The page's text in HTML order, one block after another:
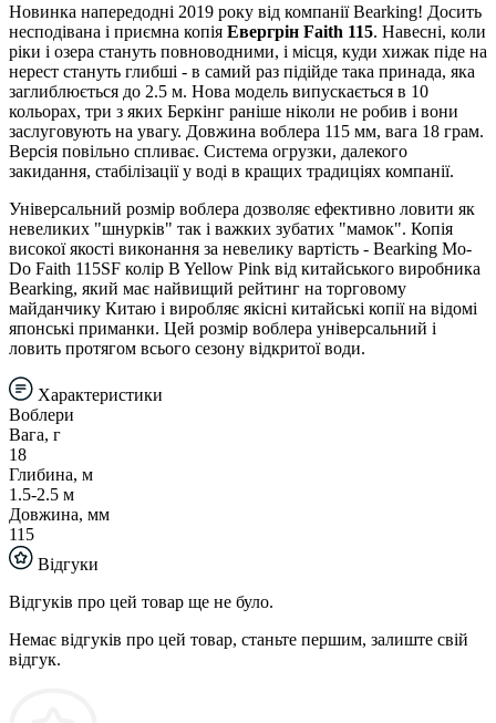
Новинка напередодні 2019 року від компанії Bearking! Досить
несподівана і приємна копія Евергрін Faith 115. Навесні, коли
ріки і озера стануть повноводними, і місця, куди хижак піде на
нерест стануть глибші - в самий раз підійде така принада, яка
заглиблюється до 2.5 м. Нова модель випускається в 10
кольорах, три з яких Беркінг раніше ніколи не робив і вони
заслуговують на увагу. Довжина воблера 115 мм, вага 18 грам.
Версія повільно спливає. Система огрузки, далекого
закидання, стабілізації у воді в кращих традиціях компанії.
Універсальний розмір воблера дозволяє ефективно ловити як
невеликих "шнурків" так і важких зубатих "мамок". Копія
високої якості виконання за невелику вартість - Bearking Mo-
Do Faith 115SF колір B Yellow Pink від китайського виробника
Bearking, який має найвищий рейтинг на торговому
майданчику Китаю і виробляє якісні китайські копії на відомі
японські приманки. Цей розмір воблера універсальний і
ловить протягом всього сезону відкритої води.
Характеристики
Воблери
Вага, г
18
Глибина, м
1.5-2.5 м
Довжина, мм
115
Відгуки
Відгуків про цей товар ще не було.
Немає відгуків про цей товар, станьте першим, залиште свій
відгук.